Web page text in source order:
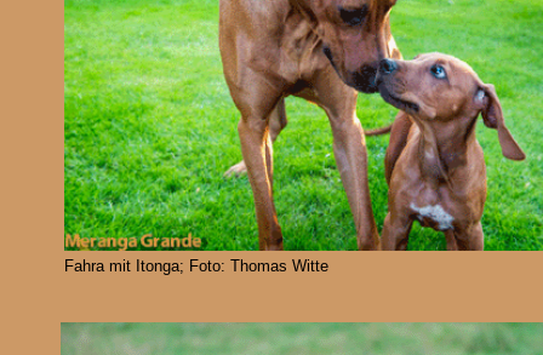
Fahra mit Itonga; Foto: Thomas Witte